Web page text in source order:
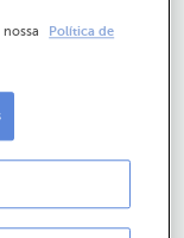
posso
e
Política de